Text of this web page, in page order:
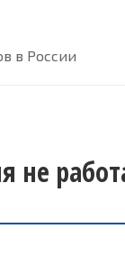
в России
не